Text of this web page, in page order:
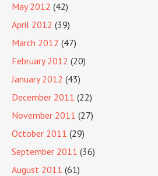
May 2012 (42)
April 2012 (39)
March 2012 (47)
February 2012 (20)
January 2012 (43)
December 2011 (22)
November 2011 (27)
October 2011 (29)
September 2011 (36)
August 2011 (61)